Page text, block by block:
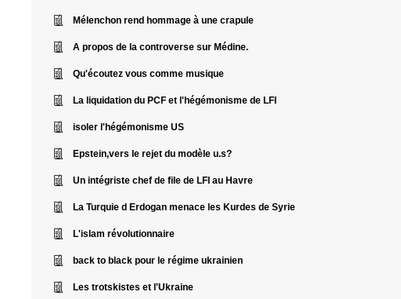
Mélenchon rend hommage à une crapule
A propos de la controverse sur Médine.
Qu'écoutez vous comme musique
La liquidation du PCF et l'hégémonisme de LFI
isoler l'hégémonisme US
Epstein,vers le rejet du modèle u.s?
Un intégriste chef de file de LFI au Havre
La Turquie d Erdogan menace les Kurdes de Syrie
L'islam révolutionnaire
back to black pour le régime ukrainien
Les trotskistes et l'Ukraine